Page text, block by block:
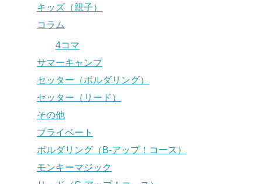
キッズ（親子）
コラム
4コマ
サマーキャンプ
セッター（ボルダリング）
セッター（リード）
その他
プライベート
ボルダリング（B-アップ！コース）
モンキーマジック